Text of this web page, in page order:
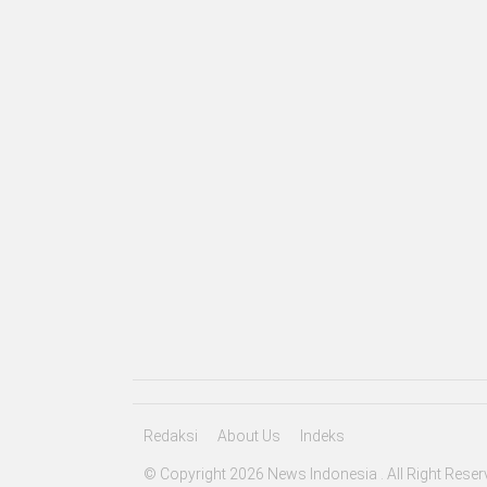
Redaksi About Us Indeks
© Copyright 2026 News Indonesia . All Right